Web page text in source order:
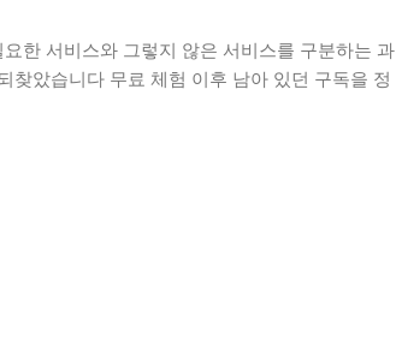
한 서비스와 그렇지 않은 서비스를 구분하는 과
찾았습니다 무료 체험 이후 남아 있던 구독을 정